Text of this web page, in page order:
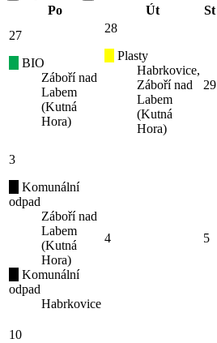
Po
Út St
27
BIO
Záboří nad
Labem
(Kutná
Hora)
28
Plasty
Habrkovice,
Záboří nad
Labem
(Kutná
Hora)
29
3
Komunální
odpad
Záboří nad
Labem
(Kutná
Hora)
Komunální
odpad
Habrkovice
4 5
10